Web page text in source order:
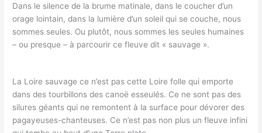
Dans le silence de la brume matinale, dans le coucher d’un
orage lointain, dans la lumière d’un soleil qui se couche, nous
sommes seules. Ou plutôt, nous sommes les seules humaines
– ou presque – à parcourir ce fleuve dit « sauvage ».
La Loire sauvage ce n’est pas cette Loire folle qui emporte
dans des tourbillons des canoë esseulés. Ce ne sont pas des
silures géants qui ne remontent à la surface pour dévorer des
pagayeuses-chanteuses. Ce n’est pas non plus un fleuve infini